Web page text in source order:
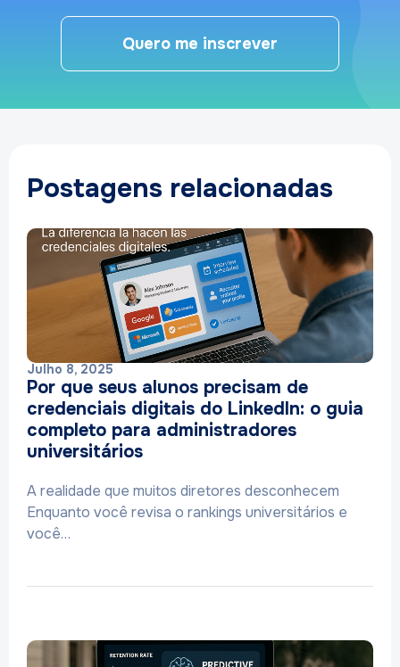
Quero me inscrever
Postagens relacionadas
Julho 8, 2025
Por que seus alunos precisam de
credenciais digitais do LinkedIn: o guia
completo para administradores
universitários
A realidade que muitos diretores desconhecem
Enquanto você revisa o rankings universitários e
você…